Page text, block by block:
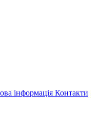
інформація Контакти